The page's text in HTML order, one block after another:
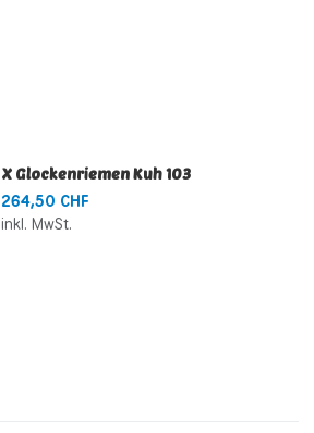
X Glockenriemen Kuh 103
264,50 CHF
inkl. MwSt.